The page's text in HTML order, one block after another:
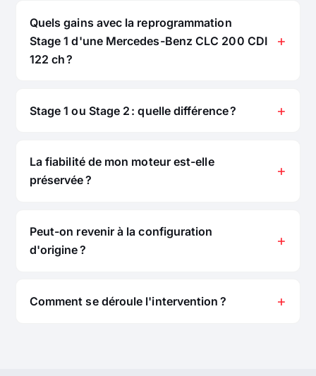
Quels gains avec la reprogrammation
Stage 1 d'une Mercedes-Benz CLC 200 CDI
122 ch ?
Stage 1 ou Stage 2 : quelle différence ?
La fiabilité de mon moteur est-elle
préservée ?
Peut-on revenir à la configuration
d'origine ?
Comment se déroule l'intervention ?